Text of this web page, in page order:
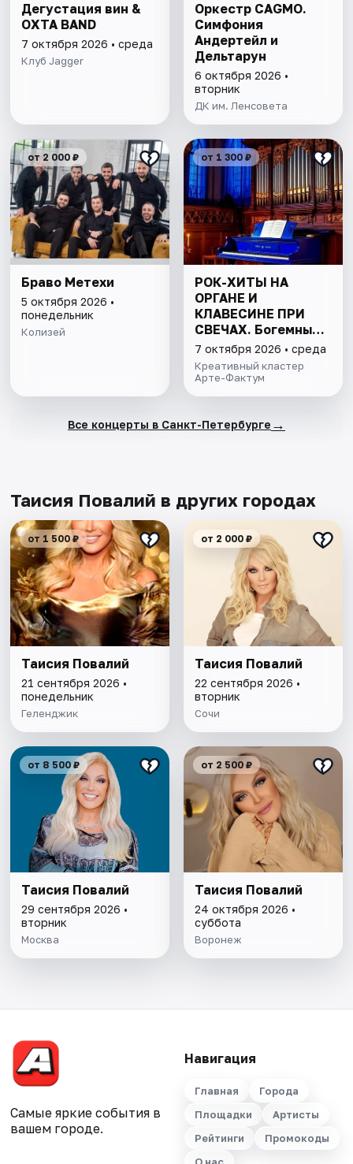
Дегустация вин &
OXTA BAND
7 октября 2026 • среда
Клуб Jagger
Оркестр CAGMO.
Симфония
Андертейл и
Дельтарун
6 октября 2026 •
вторник
ДК им. Ленсовета
от 2 000 ₽
Браво Метехи
5 октября 2026 •
понедельник
Колизей
от 1 300 ₽
РОК-ХИТЫ НА
ОРГАНЕ И
КЛАВЕСИНЕ ПРИ
СВЕЧАХ. Богемный
Петербург.
7 октября 2026 • среда
Креативный кластер
Арте-Фактум
Все концерты в Санкт-Петербурге →
Таисия Повалий в других городах
от 1 500 ₽
Таисия Повалий
21 сентября 2026 •
понедельник
Геленджик
от 2 000 ₽
Таисия Повалий
22 сентября 2026 •
вторник
Сочи
от 8 500 ₽
Таисия Повалий
29 сентября 2026 •
вторник
Москва
от 2 500 ₽
Таисия Повалий
24 октября 2026 •
суббота
Воронеж
Самые яркие события в
вашем городе.
Навигация
Главная
Города
Площадки
Артисты
Рейтинги
Промокоды